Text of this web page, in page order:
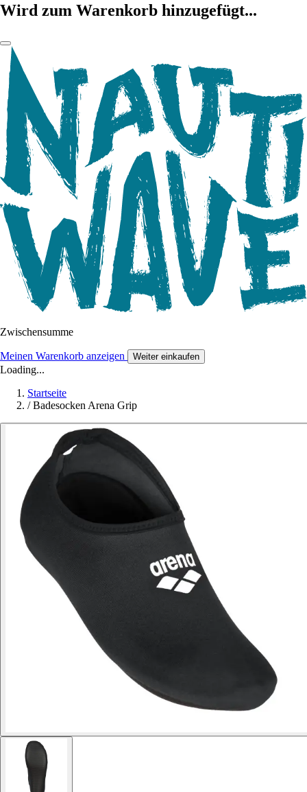
Wird zum Warenkorb hinzugefügt...
Zwischensumme
Meinen Warenkorb anzeigen Weiter einkaufen
Loading...
Startseite
/ Badesocken Arena Grip